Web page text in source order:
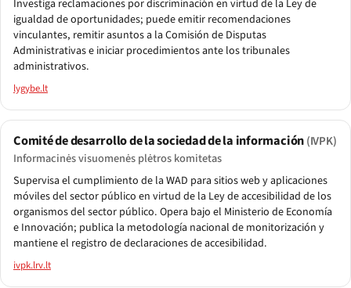
Investiga reclamaciones por discriminación en virtud de la Ley de
igualdad de oportunidades; puede emitir recomendaciones
vinculantes, remitir asuntos a la Comisión de Disputas
Administrativas e iniciar procedimientos ante los tribunales
administrativos.
lygybe.lt
Comité de desarrollo de la sociedad de la información(IVPK)
Informacinės visuomenės plėtros komitetas
Supervisa el cumplimiento de la WAD para sitios web y aplicaciones
móviles del sector público en virtud de la Ley de accesibilidad de los
organismos del sector público. Opera bajo el Ministerio de Economía
e Innovación; publica la metodología nacional de monitorización y
mantiene el registro de declaraciones de accesibilidad.
ivpk.lrv.lt